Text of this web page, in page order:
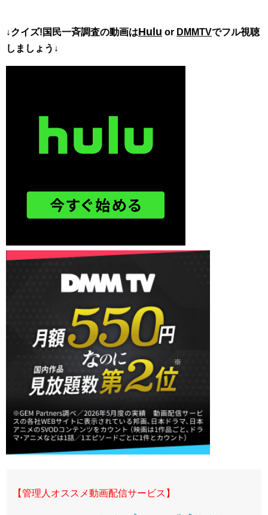
↓クイズ!国民一斉調査の動画はHulu or DMMTVでフル視聴
しましょう↓
【管理人オススメ動画配信サービス】